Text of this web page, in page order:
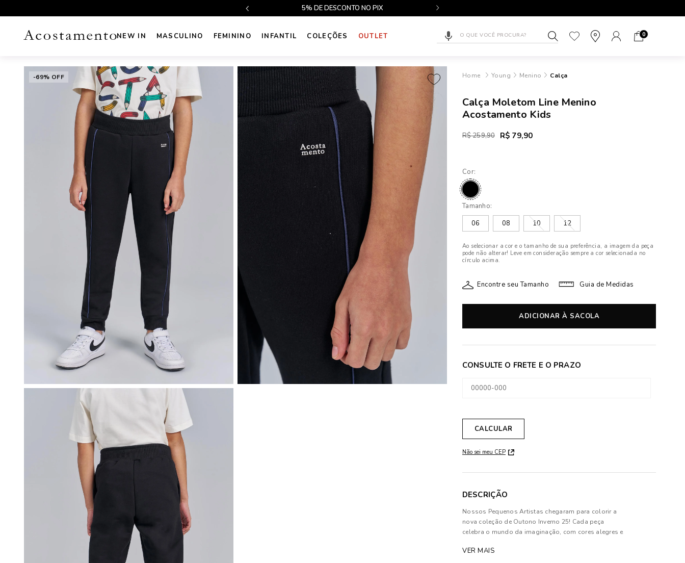
5% DE DESCONTO NO PIX
NEW IN MASCULINO FEMININO INFANTIL COLEÇÕES OUTLET 0
-69% OFF Young Menino Calça
Calça Moletom Line Menino
Acostamento Kids
R$ 259,90 R$ 79,90
Cor:
Tamanho:
06
08 10 12
Ao selecionar a cor e o tamanho de sua preferência, a imagem da peça
pode não alterar! Leve em consideração sempre a cor selecionada no
círculo acima.
Encontre seu Tamanho Guia de Medidas
ADICIONAR À SACOLA
Não sei meu CEP
DESCRIÇÃO
Nossos Pequenos Artistas chegaram para colorir a
nova coleção de Outono Inverno 25! Cada peça
celebra o mundo da imaginação, com cores alegres e
sonhador das crianças.
VER MAIS